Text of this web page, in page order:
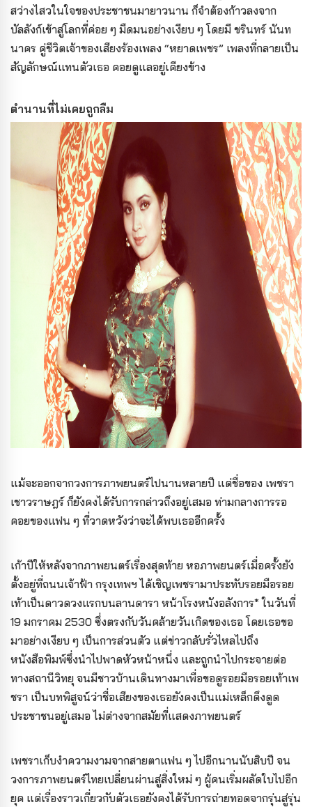
สว่างไสวในใจของประชาชนมายาวนาน ก็จำต้องก้าวลงจาก
บัลลังก์เข้าสู่โลกที่ค่อย ๆ มืดมนอย่างเงียบ ๆ โดยมี ชรินทร์ นันท
นาคร คู่ชีวิตเจ้าของเสียงร้องเพลง “หยาดเพชร” เพลงที่กลายเป็น
สัญลักษณ์แทนตัวเธอ คอยดูแลอยู่เคียงข้าง
ตำนานที่ไม่เคยถูกลืม
แม้จะออกจากวงการภาพยนตร์ไปนานหลายปี แต่ชื่อของ เพชรา
เชาวราษฎร์ ก็ยังคงได้รับการกล่าวถึงอยู่เสมอ ท่ามกลางการรอ
คอยของแฟน ๆ ที่วาดหวังว่าจะได้พบเธออีกครั้ง
เก้าปีให้หลังจากภาพยนตร์เรื่องสุดท้าย หอภาพยนตร์เมื่อครั้งยัง
ตั้งอยู่ที่ถนนเจ้าฟ้า กรุงเทพฯ ได้เชิญเพชรามาประทับรอยมือรอย
เท้าเป็นดาวดวงแรกบนลานดารา หน้าโรงหนังอลังการ* ในวันที่
19 มกราคม 2530 ซึ่งตรงกับวันคล้ายวันเกิดของเธอ โดยเธอขอ
มาอย่างเงียบ ๆ เป็นการส่วนตัว แต่ข่าวกลับรั่วไหลไปถึง
หนังสือพิมพ์ซึ่งนำไปพาดหัวหน้าหนึ่ง และถูกนำไปกระจายต่อ
ทางสถานีวิทยุ จนมีชาวบ้านเดินทางมาเพื่อขอดูรอยมือรอยเท้าเพ
ชรา เป็นบทพิสูจน์ว่าชื่อเสียงของเธอยังคงเป็นแม่เหล็กดึงดูด
ประชาชนอยู่เสมอ ไม่ต่างจากสมัยที่แสดงภาพยนตร์
เพชราเก็บงำความงามจากสายตาแฟน ๆ ไปอีกนานนับสิบปี จน
วงการภาพยนตร์ไทยเปลี่ยนผ่านสู่สิ่งใหม่ ๆ ผู้คนเริ่มผลัดใบไปอีก
ยุค แต่เรื่องราวเกี่ยวกับตัวเธอยังคงได้รับการถ่ายทอดจากรุ่นสู่รุ่น